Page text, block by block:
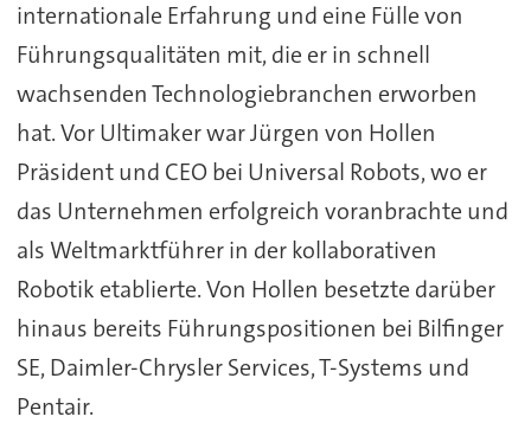
internationale Erfahrung und eine Fülle von
Führungsqualitäten mit, die er in schnell
wachsenden Technologiebranchen erworben
hat. Vor Ultimaker war Jürgen von Hollen
Präsident und CEO bei Universal Robots, wo er
das Unternehmen erfolgreich voranbrachte und
als Weltmarktführer in der kollaborativen
Robotik etablierte. Von Hollen besetzte darüber
hinaus bereits Führungspositionen bei Bilfinger
SE, Daimler-Chrysler Services, T-Systems und
Pentair.